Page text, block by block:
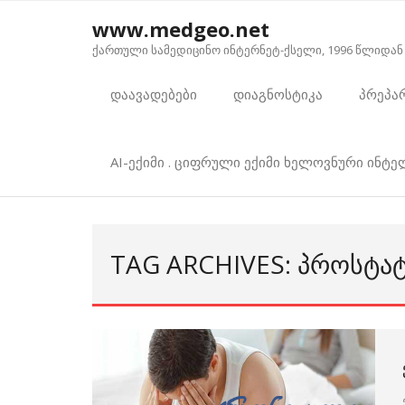
www.medgeo.net
ქართული სამედიცინო ინტერნეტ-ქსელი, 1996 წლიდან
დაავადებები დიაგნოსტიკა
AI-ექიმი . ციფრული ექიმი ხელოვნური
TAG ARCHIVES: